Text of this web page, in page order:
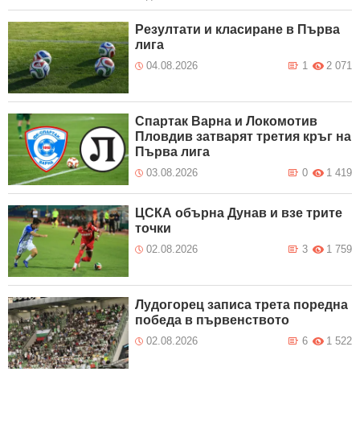
Резултати и класиране в Първа
лига
04.08.2026 2 071
1
Спартак Варна и Локомотив
Пловдив затварят третия кръг на
Първа лига
03.08.2026 1 419
0
ЦСКА обърна Дунав и взе трите
точки
02.08.2026 1 759
3
Лудогорец записа трета поредна
победа в първенството
02.08.2026 1 522
6